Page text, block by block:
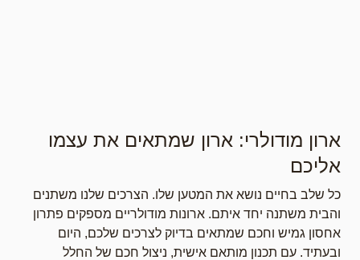
ארון מודולרי: ארון שמתאים את עצמו
אליכם
כל שלב בחיים נושא את המטען שלו. הצרכים שלנו משתנים
והבית משתנה יחד איתם. ארונות מודולריים מספקים פתרון
אחסון גמיש וחכם שמתאים בדיוק לצרכים שלכם, היום
ובעתיד. עם תכנון מותאם אישית, ניצול חכם של החלל